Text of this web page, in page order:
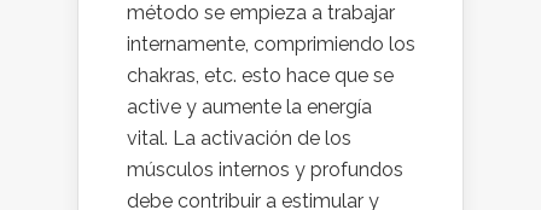
método se empieza a trabajar
internamente, comprimiendo los
chakras, etc. esto hace que se
active y aumente la energía
vital. La activación de los
músculos internos y profundos
debe contribuir a estimular y